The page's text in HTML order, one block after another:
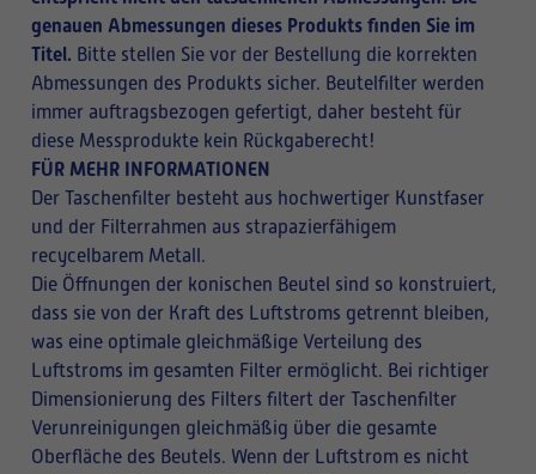
genauen Abmessungen dieses Produkts finden Sie im
Titel. Bitte stellen Sie vor der Bestellung die korrekten
Abmessungen des Produkts sicher. Beutelfilter werden
immer auftragsbezogen gefertigt, daher besteht für
diese Messprodukte kein Rückgaberecht!
FÜR MEHR INFORMATIONEN
Der Taschenfilter besteht aus hochwertiger Kunstfaser
und der Filterrahmen aus strapazierfähigem
recycelbarem Metall.
Die Öffnungen der konischen Beutel sind so konstruiert,
dass sie von der Kraft des Luftstroms getrennt bleiben,
was eine optimale gleichmäßige Verteilung des
Luftstroms im gesamten Filter ermöglicht. Bei richtiger
Dimensionierung des Filters filtert der Taschenfilter
Verunreinigungen gleichmäßig über die gesamte
Oberfläche des Beutels. Wenn der Luftstrom es nicht